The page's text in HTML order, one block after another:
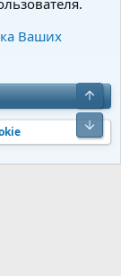
S
S
Перевод от
Ваших
Верх
Низ